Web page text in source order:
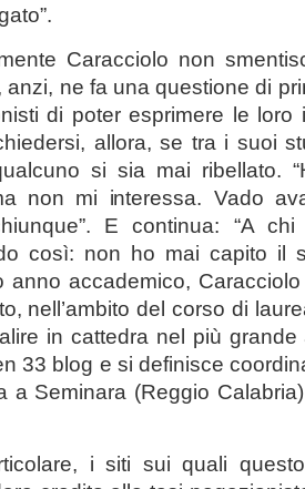
Caracciolo non
ne fa una questione di
di poter esprimere le loro
allora, se tra i suoi
si sia mai ribellato.
non mi interessa. Vado
E continua: “A
così: non ho mai capito il
anno accademico,
nell’ambito del corso di
in cattedra nel più grande
33 blog e si definisce
a Seminara (Reggio
i siti sui quali